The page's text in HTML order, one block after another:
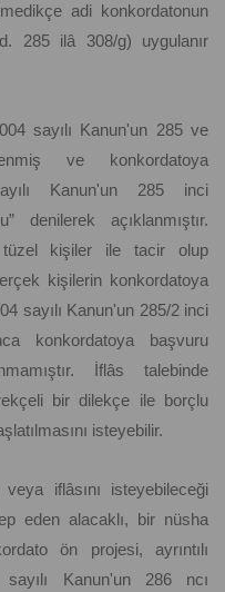
adi konkordatonun
285 ilâ 308/g) uygulanır
sayılı Kanun'un 285 ve
ve konkordatoya
Kanun'un 285 inci
denilerek açıklanmıştır.
tüzel kişiler ile tacir olup
kişilerin konkordatoya
sayılı Kanun'un 285/2 inci
konkordatoya başvuru
İflâs talebinde
bir dilekçe ile borçlu
isteyebilir.
iflâsını isteyebileceği
eden alacaklı, bir nüsha
ön projesi, ayrıntılı
Kanun'un 286 ncı